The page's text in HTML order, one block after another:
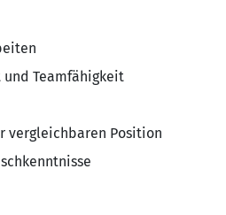
Teamfähigkeit
vergleichbaren Position